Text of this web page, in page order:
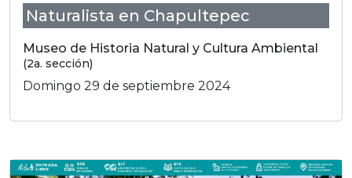
Naturalista en Chapultepec
Museo de Historia Natural y Cultura Ambiental
(2a. sección)
Domingo 29 de septiembre 2024